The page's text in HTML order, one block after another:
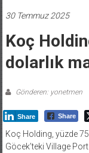
30 Temmuz 2025
Koç
dolarlık
Gönderen: yonetmen
Share Share
Koç Holding, yüzde
Göcek’teki Village